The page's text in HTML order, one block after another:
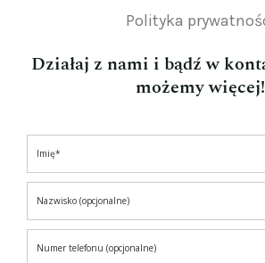
Polityka
Działaj z nami i bądź w
możemy więcej!